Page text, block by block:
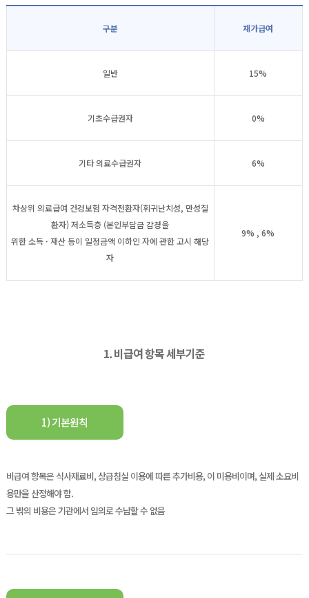
구분 재가급여
일반 15%
기초수급권자 0%
기타 의료수급권자 6%
차상위 의료급여 건겅보험 자격전환자(휘귀난치성, 만성질
환자) 저소득층 (본인부담금 감경을
위한 소득 · 재산 등이 일정금액 이하인 자에 관한 고시 해당
자
9% , 6%
1. 비급여 항목 세부기준
1) 기본원칙
비급여 항목은 식사재료비, 상급침실 이용에 따른 추가비용, 이 미용비이며, 실제 소요비
용만을 산정해야 함.
그 밖의 비용은 기관에서 임의로 수납할 수 없음